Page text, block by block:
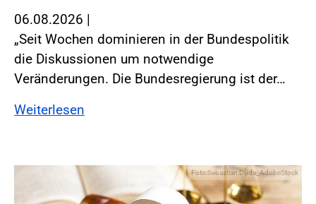
06.08.2026 |
„Seit Wochen dominieren in der Bundespolitik
die Diskussionen um notwendige
Veränderungen. Die Bundesregierung ist der…
Weiterlesen
Foto:Sebastian Duda_AdobeStock